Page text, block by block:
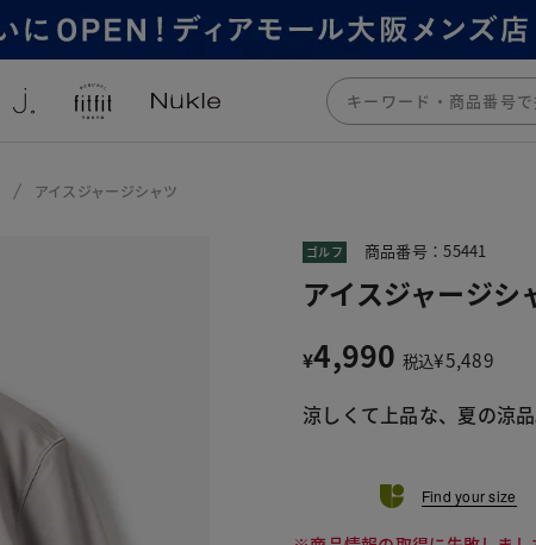
アイスジャージシャツ
ゴルフ 商品番号：55441
アイスジャージシ
¥4,990 税込¥5,489
涼しくて上品な、夏の涼品
Find your size